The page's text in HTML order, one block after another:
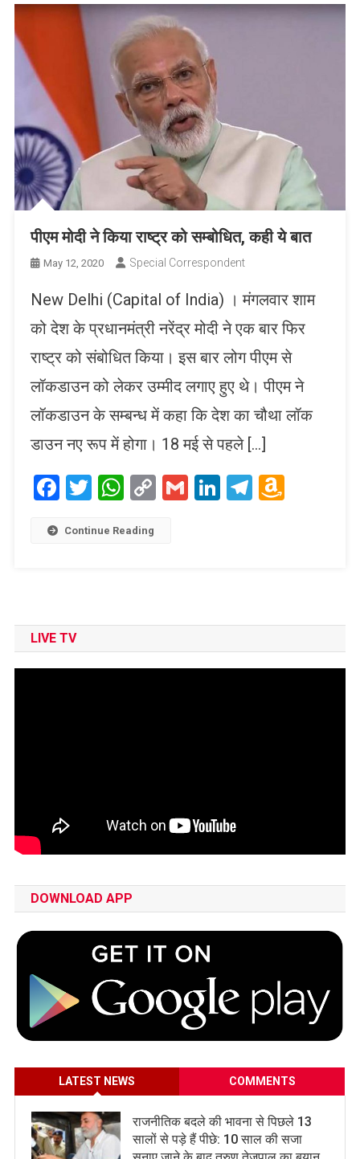
पीएम मोदी ने किया राष्ट्र को सम्बोधित, कही ये बात
May 12, 2020 Special Correspondent
New Delhi (Capital of India) । मंगलवार शाम
को देश के प्रधानमंत्री नरेंद्र मोदी ने एक बार फिर
राष्ट्र को संबोधित किया। इस बार लोग पीएम से
लॉकडाउन को लेकर उम्मीद लगाए हुए थे। पीएम ने
लॉकडाउन के सम्बन्ध में कहा कि देश का चौथा लॉक
डाउन नए रूप में होगा। 18 मई से पहले […]
Facebook
Twitter
WhatsApp
CopyGmailLinkedIn
Telegram
Continue Reading
LIVE TV
DOWNLOAD APP
LATEST NEWS COMMENTS
राजनीतिक बदले की भावना से पिछले 13
सालों से पड़े हैं पीछे: 10 साल की सजा